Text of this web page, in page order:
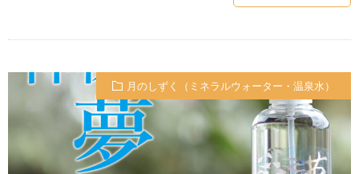
月のしずく（ミネラルウォーター・温泉水）